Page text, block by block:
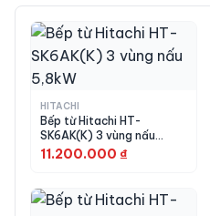
Mua Bếp từ
chính hãng tại
Hàng nội địa Nhật mới
tiếp, bảo hành chính
HP: 115 Đinh Tiên
HITACHI
Bếp từ Hitachi HT-
SK6AK(K) 3 vùng nấu
5,8kW
11.200.000 ₫